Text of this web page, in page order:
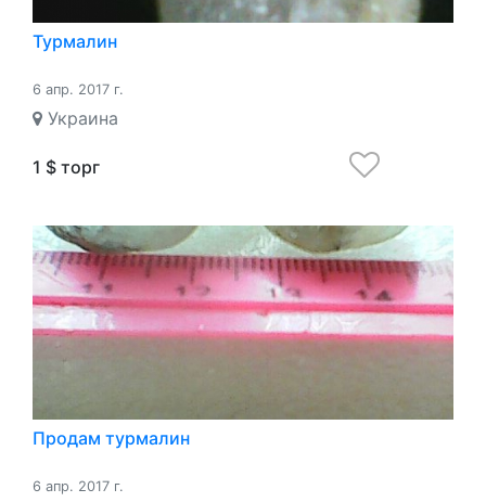
Турмалин
6 апр. 2017 г.
Украина
1 $ торг
Продам турмалин
6 апр. 2017 г.